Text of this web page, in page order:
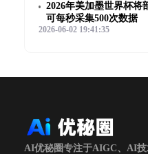
2026年美加墨世界杯
可每秒采集500次数据
2026-06-02 19:41:35
AI优秘圈专注于AIGC、AI